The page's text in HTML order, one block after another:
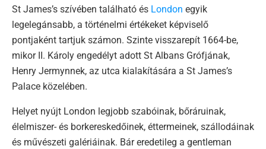
St James’s szívében található és London egyik
legelegánsabb, a történelmi értékeket képviselő
pontjaként tartjuk számon. Szinte visszarepít 1664-be,
mikor II. Károly engedélyt adott St Albans Grófjának,
Henry Jermynnek, az utca kialakítására a St James’s
Palace közelében.
Helyet nyújt London legjobb szabóinak, bőráruinak,
élelmiszer- és borkereskedőinek, éttermeinek, szállodáinak
és művészeti galériáinak. Bár eredetileg a gentleman